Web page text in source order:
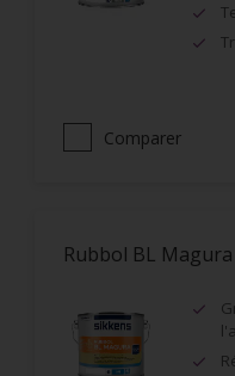
Comparer
Rubbol BL Magura